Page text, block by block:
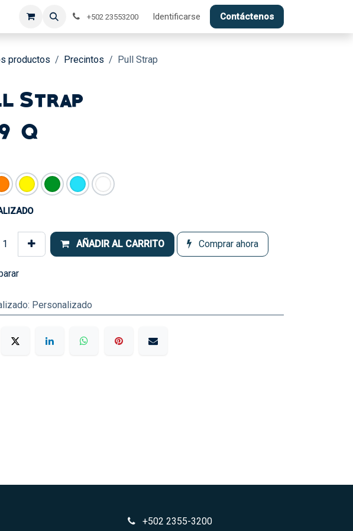
NOSOTROS CONTACTO+502 23553200 Identificarse Contáctenos
productos Precintos Pull Strap
Strap
Q
AÑADIR AL CARRITO Comprar ahora
: Personalizado
+502 2355-3200